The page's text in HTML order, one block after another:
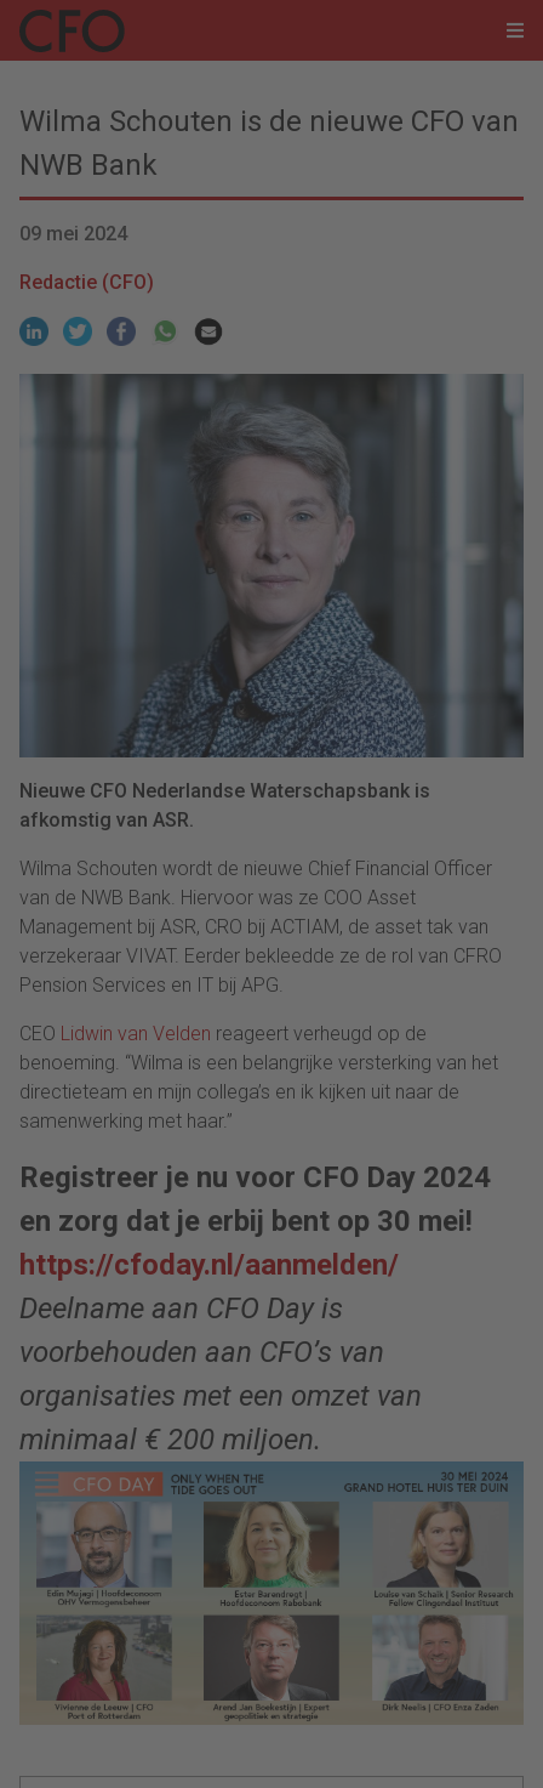
Wilma Schouten is de nieuwe CFO van
NWB Bank
09 mei 2024
Redactie (CFO)
Nieuwe CFO Nederlandse Waterschapsbank is
afkomstig van ASR.
Wilma Schouten wordt de nieuwe Chief Financial Officer
van de NWB Bank. Hiervoor was ze COO Asset
Management bij ASR, CRO bij ACTIAM, de asset tak van
verzekeraar VIVAT. Eerder bekleedde ze de rol van CFRO
Pension Services en IT bij APG.
CEO Lidwin van Velden reageert verheugd op de
benoeming. “Wilma is een belangrijke versterking van het
directieteam en mijn collega’s en ik kijken uit naar de
samenwerking met haar.”
Registreer je nu voor CFO Day 2024
en zorg dat je erbij bent op 30 mei!
https://cfoday.nl/aanmelden/
Deelname aan CFO Day is
voorbehouden aan CFO’s van
organisaties met een omzet van
minimaal € 200 miljoen.